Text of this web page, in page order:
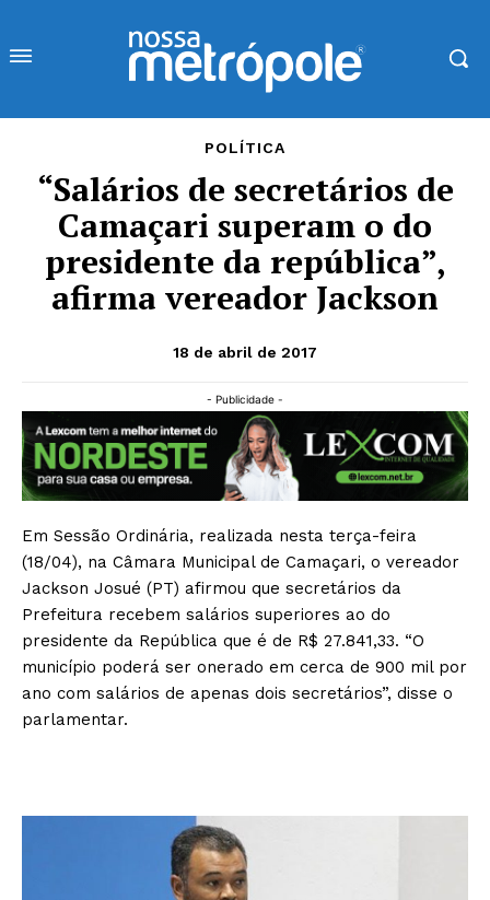
POLÍTICA
“Salários de secretários de
Camaçari superam o do
presidente da república”,
afirma vereador Jackson
18 de abril de 2017
- Publicidade -
Em Sessão Ordinária, realizada nesta terça-feira
(18/04), na Câmara Municipal de Camaçari, o vereador
Jackson Josué (PT) afirmou que secretários da
Prefeitura recebem salários superiores ao do
presidente da República que é de R$ 27.841,33. “O
município poderá ser onerado em cerca de 900 mil por
ano com salários de apenas dois secretários”, disse o
parlamentar.